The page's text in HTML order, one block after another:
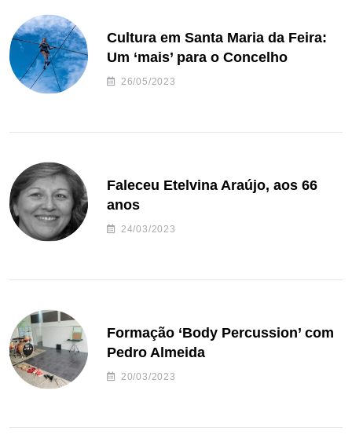
Cultura em Santa Maria da Feira:
Um ‘mais’ para o Concelho
26/05/2023
Faleceu Etelvina Araújo, aos 66
anos
24/03/2023
Formação ‘Body Percussion’ com
Pedro Almeida
20/03/2023